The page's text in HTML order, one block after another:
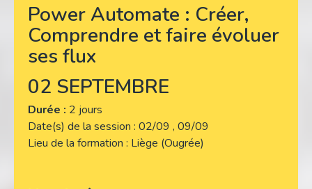
Power Automate : Créer,
Comprendre et faire évoluer
ses flux
02 SEPTEMBRE
Durée : 2 jours
Date(s) de la session 02/09 , 09/09
Lieu de la formation Liège (Ougrée)